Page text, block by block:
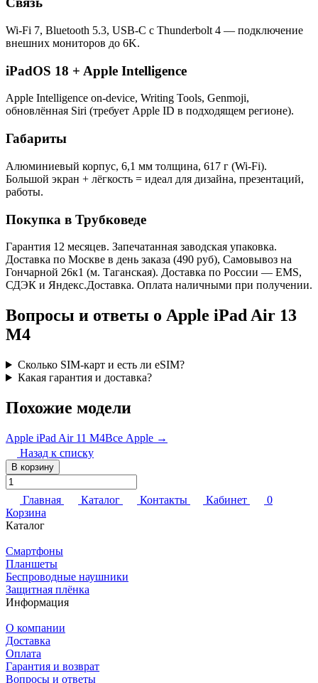
Wi-Fi 7, Bluetooth 5.3, USB-C с Thunderbolt 4 — подключение
внешних мониторов до 6K.
iPadOS 18 + Apple Intelligence
Apple Intelligence on-device, Writing Tools, Genmoji,
обновлённая Siri (требует Apple ID в подходящем регионе).
Габариты
Алюминиевый корпус, 6,1 мм толщина, 617 г (Wi-Fi).
Большой экран + лёгкость = идеал для дизайна, презентаций,
работы.
Покупка в Трубковеде
Гарантия 12 месяцев. Запечатанная заводская упаковка.
Доставка по Москве в день заказа (490 руб), Самовывоз на
Гончарной 26к1 (м. Таганская). Доставка по России — EMS,
СДЭК и Яндекс.Доставка. Оплата наличными при получении.
Вопросы и ответы о Apple iPad Air 13
M4
Сколько SIM-карт и есть ли eSIM?
Какая гарантия и доставка?
Похожие модели
Apple iPad Air 11 M4Все Apple →
Назад к списку
В корзину
Главная Каталог Контакты Кабинет
0
Корзина
Каталог
Смартфоны
Планшеты
Беспроводные наушники
Защитная плёнка
Информация
О компании
Доставка
Оплата
Гарантия и возврат
Вопросы и ответы